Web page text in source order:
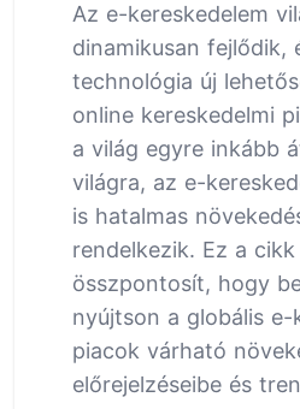
Az e-kereskedelem
dinamikusan fejlődik,
technológia új
online kereskedelmi
a világ egyre inkább
világra, az e-
is hatalmas
rendelkezik. Ez a cikk
összpontosít, hogy
nyújtson a globális e-
piacok várható
előrejelzéseibe és